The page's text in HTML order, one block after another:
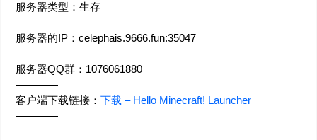
服务器类型：生存
————
服务器的IP：celephais.9666.fun:35047
————
服务器QQ群：1076061880
————
客户端下载链接：下载 – Hello Minecraft! Launcher
————